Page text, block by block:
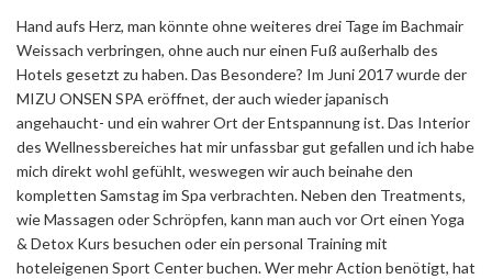
Hand aufs Herz, man könnte ohne weiteres drei Tage im Bachmair
Weissach verbringen, ohne auch nur einen Fuß außerhalb des
Hotels gesetzt zu haben. Das Besondere? Im Juni 2017 wurde der
MIZU ONSEN SPA eröffnet, der auch wieder japanisch
angehaucht- und ein wahrer Ort der Entspannung ist. Das Interior
des Wellnessbereiches hat mir unfassbar gut gefallen und ich habe
mich direkt wohl gefühlt, weswegen wir auch beinahe den
kompletten Samstag im Spa verbrachten. Neben den Treatments,
wie Massagen oder Schröpfen, kann man auch vor Ort einen Yoga
& Detox Kurs besuchen oder ein personal Training mit
hoteleigenen Sport Center buchen. Wer mehr Action benötigt, hat